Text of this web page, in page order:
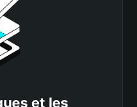
et les